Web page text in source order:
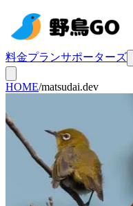
料金プランサポーターズ
HOME/matsudai.dev